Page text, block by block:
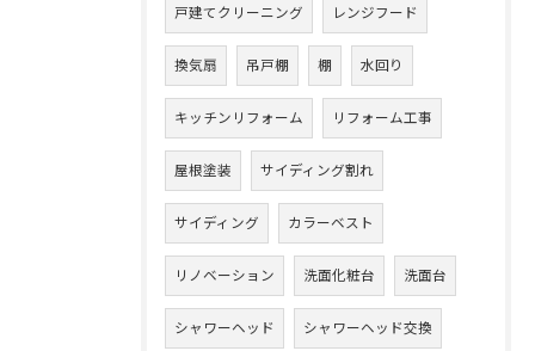
戸建てクリーニング レンジフード
換気扇 吊戸棚 棚 水回り
キッチンリフォーム リフォーム工事
屋根塗装 サイディング割れ
サイディング カラーベスト
リノベーション 洗面化粧台 洗面台
シャワーヘッド シャワーヘッド交換